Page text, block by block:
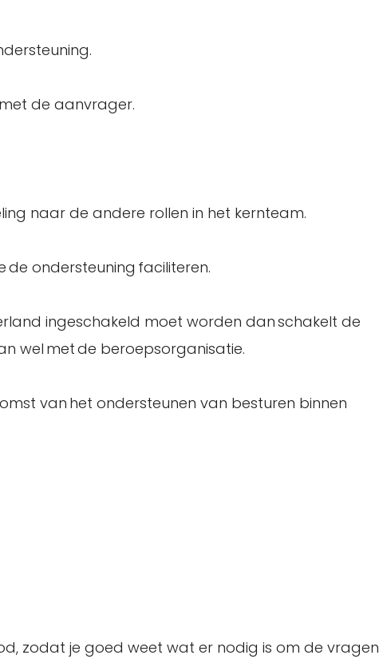
de aanvrager.
naar de andere rollen in het kernteam.
ondersteuning faciliteren.
ingeschakeld moet worden dan schakelt de
wel met de beroepsorganisatie.
van het ondersteunen van besturen binnen
zodat je goed weet wat er nodig is om de vragen